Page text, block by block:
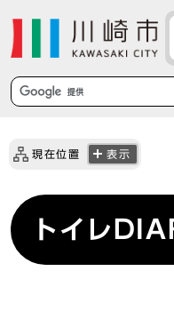
現在位置 表示
トイレ